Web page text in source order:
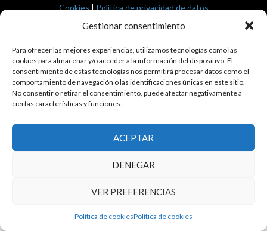
Gestionar consentimiento
Para ofrecer las mejores experiencias, utilizamos tecnologías como las
cookies para almacenar y/o acceder a la información del dispositivo. El
consentimiento de estas tecnologías nos permitirá procesar datos como el
comportamiento de navegación o las identificaciones únicas en este sitio.
No consentir o retirar el consentimiento, puede afectar negativamente a
ciertas características y funciones.
ACEPTAR
DENEGAR
VER PREFERENCIAS
Política de cookiesPolítica de cookies
Cookies|Política de privacidad de datos
Tema para economía pública
Genesis Framework